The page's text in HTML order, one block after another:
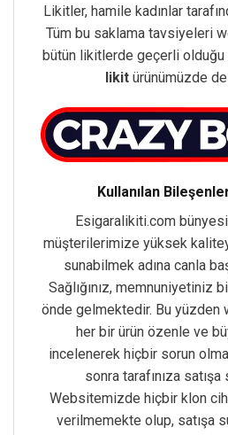
Likitler, hamile kadınlar
Tüm bu saklama tavsiyeleri
bütün likitlerde geçerli
likit ürünümüzde
Kullanılan
Esigaralikiti.com
müşterilerimize yüksek
sunabilmek adına canla
Sağlığınız, memnuniyetiniz
önde gelmektedir. Bu yüzden
her bir ürün özenle ve
incelenerek hiçbir sorun
sonra tarafınıza satışa
Websitemizde hiçbir klon
verilmemekte olup, satışa